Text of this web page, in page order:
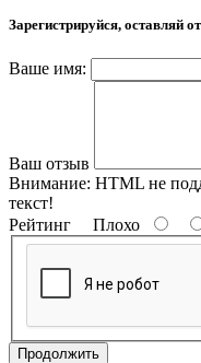
Зарегистрируйся, оставляй
Ваше имя:
Ваш отзыв
Внимание: HTML не
текст!
Рейтинг Плохо
Продолжить